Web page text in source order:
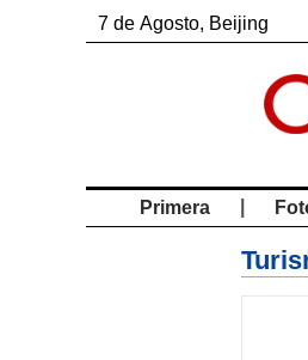
7 de Agosto, Beijing
Primera